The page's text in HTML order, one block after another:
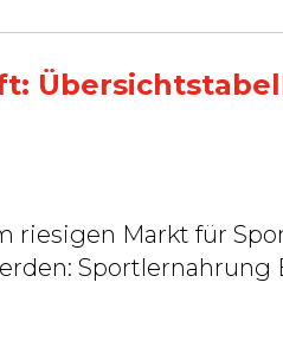
riesigen Markt für
und